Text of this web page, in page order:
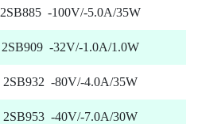
2SB885 -100V/-5.0A/35W
2SB909 -32V/-1.0A/1.0W
2SB932 -80V/-4.0A/35W
2SB953 -40V/-7.0A/30W